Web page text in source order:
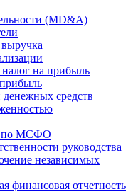
(MD&A)
на прибыль
средств
по МСФО
руководства
независимых
финансовая отчетность